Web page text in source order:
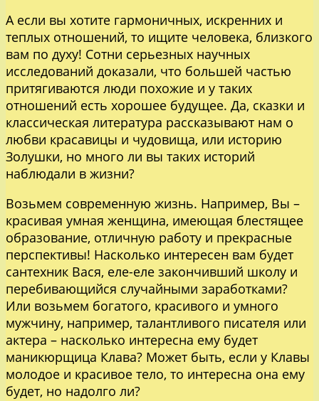
А если вы хотите гармоничных, искренних и
теплых отношений, то ищите человека, близкого
вам по духу! Сотни серьезных научных
исследований доказали, что большей частью
притягиваются люди похожие и у таких
отношений есть хорошее будущее. Да, сказки и
классическая литература рассказывают нам о
любви красавицы и чудовища, или историю
Золушки, но много ли вы таких историй
наблюдали в жизни?
Возьмем современную жизнь. Например, Вы –
красивая умная женщина, имеющая блестящее
образование, отличную работу и прекрасные
перспективы! Насколько интересен вам будет
сантехник Вася, еле-еле закончивший школу и
перебивающийся случайными заработками?
Или возьмем богатого, красивого и умного
мужчину, например, талантливого писателя или
актера – насколько интересна ему будет
маникюрщица Клава? Может быть, если у Клавы
молодое и красивое тело, то интересна она ему
будет, но надолго ли?